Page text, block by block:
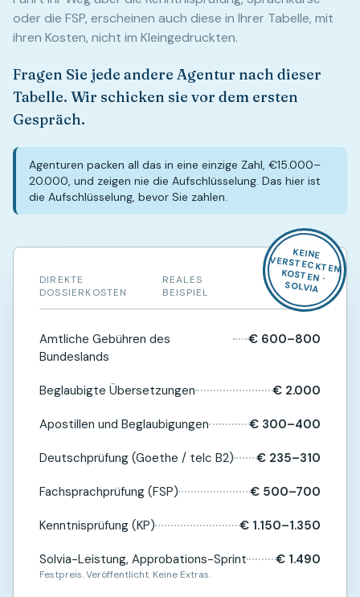
oder die FSP, erscheinen auch diese in Ihrer Tabelle, mit
ihren Kosten, nicht im Kleingedruckten.
Fragen Sie jede andere Agentur nach dieser
Tabelle. Wir schicken sie vor dem ersten
Gespräch.
Agenturen packen all das in eine einzige Zahl, €15.000–
20.000, und zeigen nie die Aufschlüsselung. Das hier ist
die Aufschlüsselung, bevor Sie zahlen.
KEINE
VERSTECKTEN
KOSTEN ·
SOLVIA
DIREKTE
DOSSIERKOSTEN
REALES
BEISPIEL
Amtliche Gebühren des
Bundeslands
€ 600–800
Beglaubigte Übersetzungen € 2.000
Apostillen und Beglaubigungen € 300–400
Deutschprüfung (Goethe / telc B2) € 235–310
Fachsprachprüfung (FSP) € 500–700
Kenntnisprüfung (KP) € 1.150–1.350
Solvia-Leistung, Approbations-Sprint
Festpreis. Veröffentlicht. Keine Extras.
€ 1.490